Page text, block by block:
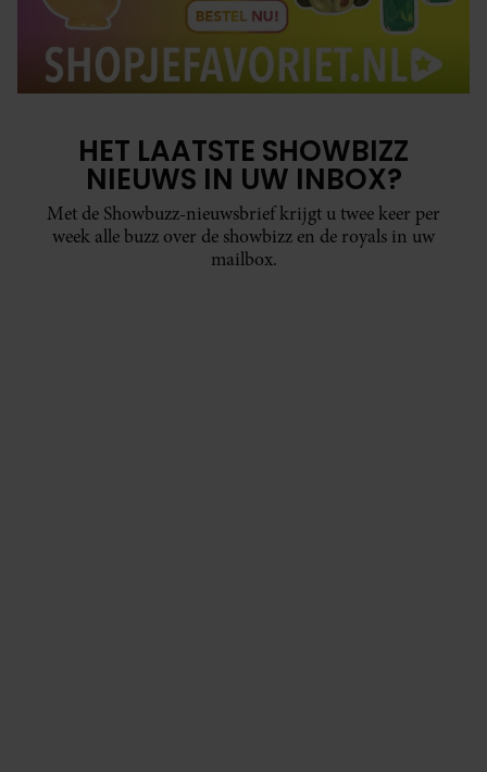
HET LAATSTE SHOWBIZZ
NIEUWS IN UW INBOX?
Met de Showbuzz-nieuwsbrief krijgt u twee keer per
week alle buzz over de showbizz en de royals in uw
mailbox.